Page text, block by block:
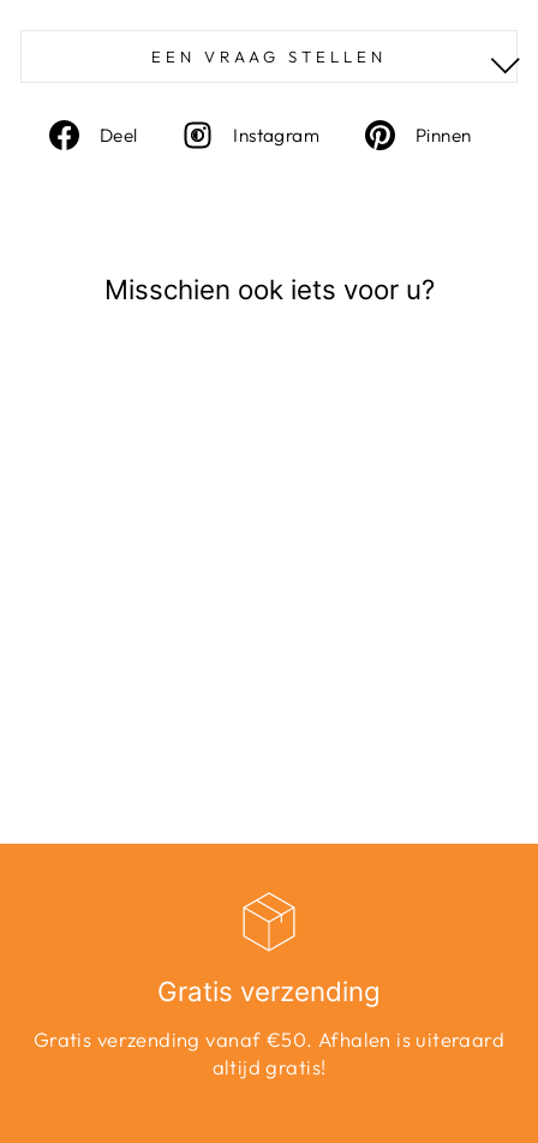
EEN VRAAG STELLEN
Deel
Deel
Instagram InstagramPinnen
Misschien ook iets voor u?
Gratis verzending
Gratis verzending vanaf €50. Afhalen is uiteraard
altijd gratis!